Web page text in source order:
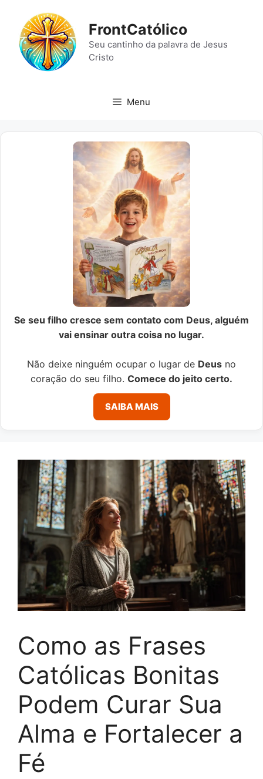
conteúdo
FrontCatólico
Seu cantinho da palavra de Jesus
Cristo
Menu
Se seu filho cresce sem contato com Deus, alguém
vai ensinar outra coisa no lugar.
Não deixe ninguém ocupar o lugar de Deus no
coração do seu filho. Comece do jeito certo.
SAIBA MAIS
Como as Frases
Católicas Bonitas
Podem Curar Sua
Alma e Fortalecer a
Fé